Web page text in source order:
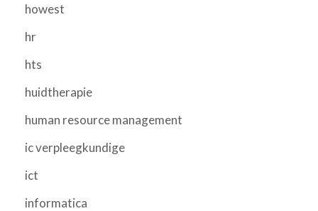
howest
hr
hts
huidtherapie
human resource management
ic verpleegkundige
ict
informatica